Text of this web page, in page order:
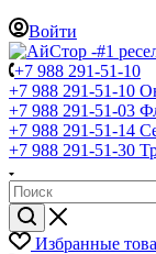
Войти
+7 988 291-51-10
+7 988 291-51-10
+7 988 291-51-03
+7 988 291-51-14
+7 988 291-51-30
Избранные